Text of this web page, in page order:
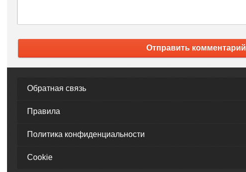
Отправить комментарий
Обратная связь
Правила
Политика конфиденциальности
Cookie